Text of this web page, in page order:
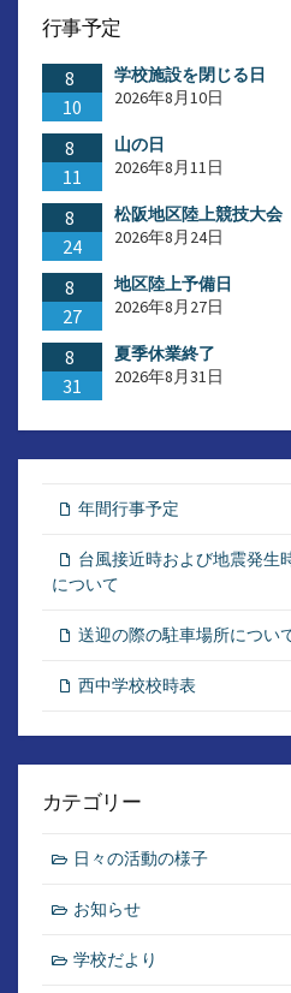
行事予定
8
10
学校施設を閉じる日
2026年8月10日
8
11
山の日
2026年8月11日
8
24
松阪地区陸上競技大会
2026年8月24日
8
27
地区陸上予備日
2026年8月27日
8
31
夏季休業終了
2026年8月31日
年間行事予定
台風接近時および地震発生
について
送迎の際の駐車場所につい
西中学校校時表
カテゴリー
日々の活動の様子
お知らせ
学校だより